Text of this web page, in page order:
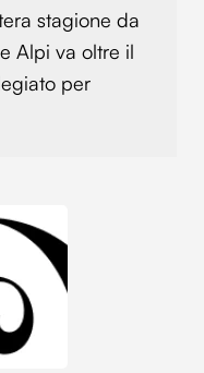
stagione da
Alpi va oltre il
per